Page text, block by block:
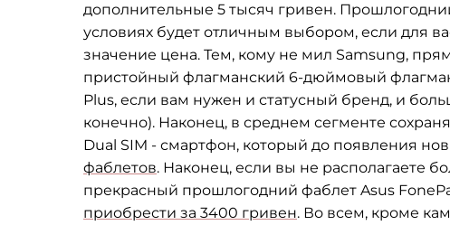
дополнительные 5 тысяч гривен.
условиях будет отличным выбором, если для
значение цена. Тем, кому не мил Samsung,
пристойный флагманский 6-дюймовый
Plus, если вам нужен и статусный бренд, и
конечно). Наконец, в среднем сегменте
Dual SIM - смартфон, который до появления
фаблетов. Наконец, если вы не располагаете
прекрасный прошлогодний фаблет Asus
приобрести за 3400 гривен. Во всем, кроме